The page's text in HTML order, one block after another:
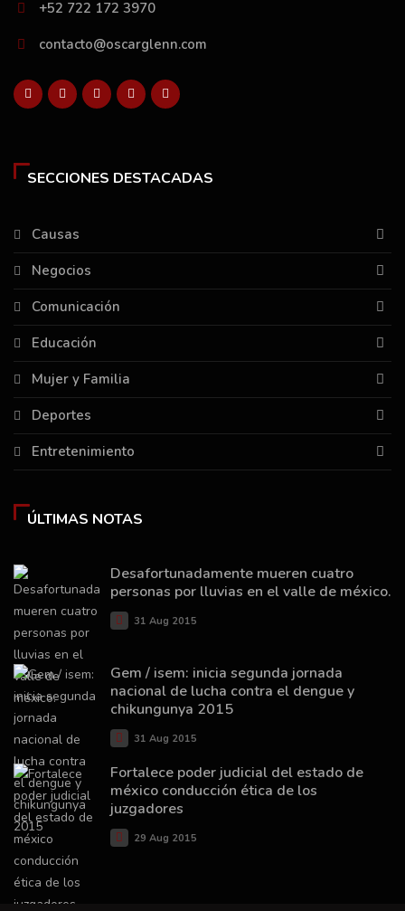
+52 722 172 3970
contacto@oscarglenn.com
SECCIONES DESTACADAS
Causas
Negocios
Comunicación
Educación
Mujer y Familia
Deportes
Entretenimiento
ÚLTIMAS NOTAS
Desafortunadamente mueren cuatro
personas por lluvias en el valle de méxico.
31 Aug 2015
Gem / isem: inicia segunda jornada
nacional de lucha contra el dengue y
chikungunya 2015
31 Aug 2015
Fortalece poder judicial del estado de
méxico conducción ética de los
juzgadores
29 Aug 2015